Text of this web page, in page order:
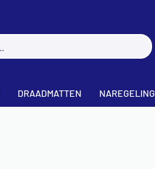
DRAADMATTEN NAREGELING